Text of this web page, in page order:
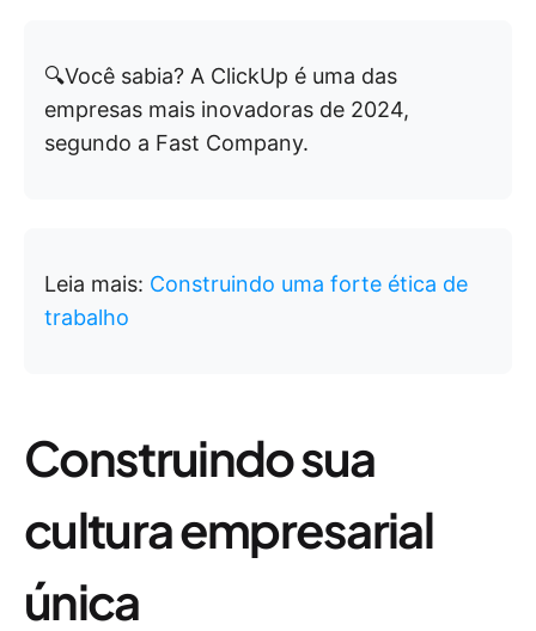
🔍Você sabia? A ClickUp é uma das
empresas mais inovadoras de 2024,
segundo a Fast Company.
Leia mais: Construindo uma forte ética de
trabalho
Construindo sua
cultura empresarial
única